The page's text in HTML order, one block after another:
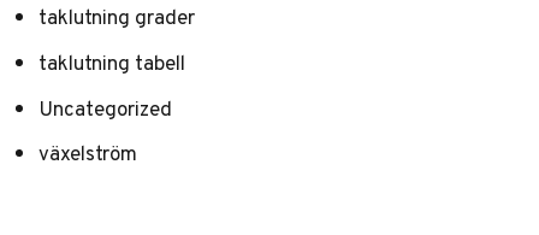
taklutning grader
taklutning tabell
Uncategorized
växelström